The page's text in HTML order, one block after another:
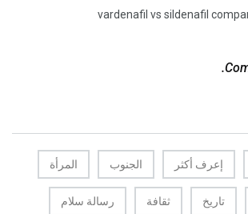
vardenafil vs sildenafil
إعرف أكثر الجنوب المرأة
تاريخ ثقافة رسالة سلام